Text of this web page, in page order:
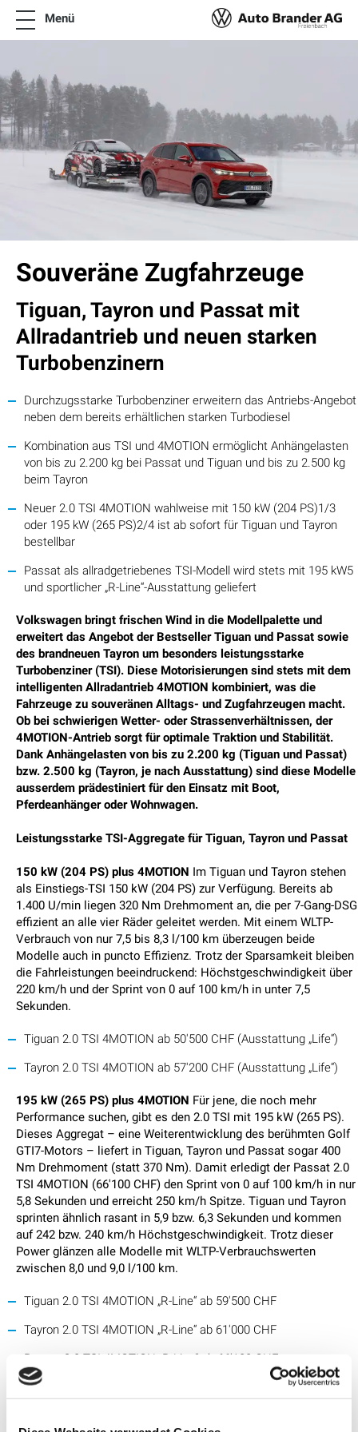
Menü
News
Angebote
Über uns
Online Termin vereinbaren
Neuwagen & Occasionen
Zubehör Preislisten VW Modelle
Souveräne Zugfahrzeuge
Tiguan, Tayron und Passat mit
Allradantrieb und neuen starken
Turbobenzinern
Durchzugsstarke Turbobenziner erweitern das Antriebs-Angebot
neben dem bereits erhältlichen starken Turbodiesel
Kombination aus TSI und 4MOTION ermöglicht Anhängelasten
von bis zu 2.200 kg bei Passat und Tiguan und bis zu 2.500 kg
beim Tayron
Neuer 2.0 TSI 4MOTION wahlweise mit 150 kW (204 PS)1/3
oder 195 kW (265 PS)2/4 ist ab sofort für Tiguan und Tayron
bestellbar
Passat als allradgetriebenes TSI-Modell wird stets mit 195 kW5
und sportlicher „R-Line“-Ausstattung geliefert
Volkswagen bringt frischen Wind in die Modellpalette und
erweitert das Angebot der Bestseller Tiguan und Passat sowie
des brandneuen Tayron um besonders leistungsstarke
Turbobenziner (TSI). Diese Motorisierungen sind stets mit dem
intelligenten Allradantrieb 4MOTION kombiniert, was die
Fahrzeuge zu souveränen Alltags- und Zugfahrzeugen macht.
Ob bei schwierigen Wetter- oder Strassenverhältnissen, der
4MOTION-Antrieb sorgt für optimale Traktion und Stabilität.
Dank Anhängelasten von bis zu 2.200 kg (Tiguan und Passat)
bzw. 2.500 kg (Tayron, je nach Ausstattung) sind diese Modelle
ausserdem prädestiniert für den Einsatz mit Boot,
Pferdeanhänger oder Wohnwagen.
Leistungsstarke TSI-Aggregate für Tiguan, Tayron und Passat
150 kW (204 PS) plus 4MOTION Im Tiguan und Tayron stehen
als Einstiegs-TSI 150 kW (204 PS) zur Verfügung. Bereits ab
1.400 U/min liegen 320 Nm Drehmoment an, die per 7-Gang-DSG
effizient an alle vier Räder geleitet werden. Mit einem WLTP-
Verbrauch von nur 7,5 bis 8,3 l/100 km überzeugen beide
Modelle auch in puncto Effizienz. Trotz der Sparsamkeit bleiben
die Fahrleistungen beeindruckend: Höchstgeschwindigkeit über
220 km/h und der Sprint von 0 auf 100 km/h in unter 7,5
Sekunden.
Tiguan 2.0 TSI 4MOTION ab 50'500 CHF (Ausstattung „Life“)
Tayron 2.0 TSI 4MOTION ab 57'200 CHF (Ausstattung „Life“)
195 kW (265 PS) plus 4MOTION Für jene, die noch mehr
Performance suchen, gibt es den 2.0 TSI mit 195 kW (265 PS).
Dieses Aggregat – eine Weiterentwicklung des berühmten Golf
GTI7-Motors – liefert in Tiguan, Tayron und Passat sogar 400
Nm Drehmoment (statt 370 Nm). Damit erledigt der Passat 2.0
TSI 4MOTION (66'100 CHF) den Sprint von 0 auf 100 km/h in nur
5,8 Sekunden und erreicht 250 km/h Spitze. Tiguan und Tayron
sprinten ähnlich rasant in 5,9 bzw. 6,3 Sekunden und kommen
auf 242 bzw. 240 km/h Höchstgeschwindigkeit. Trotz dieser
Power glänzen alle Modelle mit WLTP-Verbrauchswerten
zwischen 8,0 und 9,0 l/100 km.
Tiguan 2.0 TSI 4MOTION „R-Line“ ab 59'500 CHF
Tayron 2.0 TSI 4MOTION „R-Line“ ab 61'000 CHF
Passat 2.0 TSI 4MOTION „R-Line“ ab 66'100 CHF
Intelligenter Allradantrieb 4MOTION: Effizienz trifft Sicherheit
Der 4MOTION-Allradantrieb in Tiguan, Tayron und Passat